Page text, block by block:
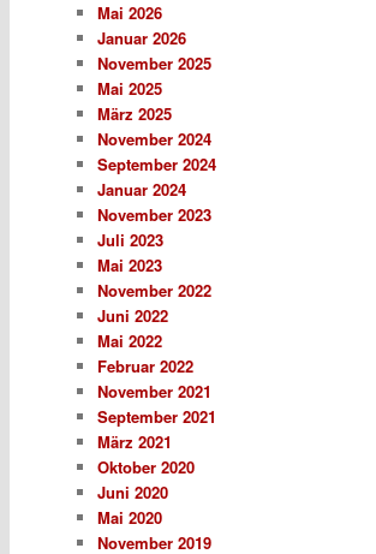
Mai 2026
Januar 2026
November 2025
Mai 2025
März 2025
November 2024
September 2024
Januar 2024
November 2023
Juli 2023
Mai 2023
November 2022
Juni 2022
Mai 2022
Februar 2022
November 2021
September 2021
März 2021
Oktober 2020
Juni 2020
Mai 2020
November 2019